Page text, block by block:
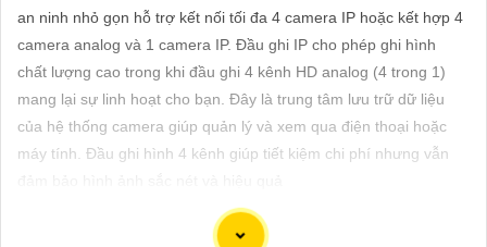
VẤN
LẮP
ĐẶT
an ninh nhỏ gọn hỗ trợ kết nối tối đa 4 camera IP hoặc kết hợp 4
camera analog và 1 camera IP. Đầu ghi IP cho phép ghi hình
chất lượng cao trong khi đầu ghi 4 kênh HD analog (4 trong 1)
mang lại sự linh hoạt cho bạn. Đây là trung tâm lưu trữ dữ liệu
của hệ thống camera giúp quản lý và xem qua điện thoại hoặc
máy tính. Đầu ghi hình 4 kênh giúp tiết kiệm chi phí nhưng vẫn